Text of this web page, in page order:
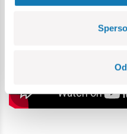
(1,72") x 6,5 cm (2.6")